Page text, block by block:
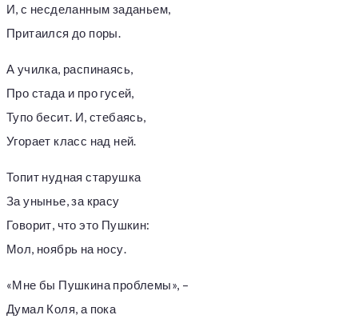
И, с несделанным заданьем,
Притаился до поры.
А училка, распинаясь,
Про стада и про гусей,
Тупо бесит. И, стебаясь,
Угорает класс над ней.
Топит нудная старушка
За унынье, за красу
Говорит, что это Пушкин:
Мол, ноябрь на носу.
«Мне бы Пушкина проблемы», –
Думал Коля, а пока